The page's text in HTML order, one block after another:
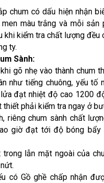
chum có dấu hiện nhận
men màu trắng và mỗi sản
khi kiểm tra chất lượng đều
ty.
Sành:
gõ nhẹ vào thành chum
như tiếng chuông, yếu tố
đạt nhiệt độ cao 1200
thiết phải kiểm tra ngay ở
riêng chum sành chất
giờ đạt tới độ bóng bẩy
lẫn mặt ngoài của
có Gồ ghề chấp nhận